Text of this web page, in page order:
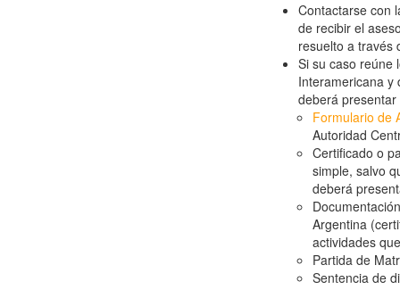
Contactarse con
de recibir el
resuelto a través
Si su caso reúne
Interamericana y
deberá
Formulario de
Autoridad
Certificado o
simple, salvo
deberá
Argentina
actividades
Partida de
Sentencia de